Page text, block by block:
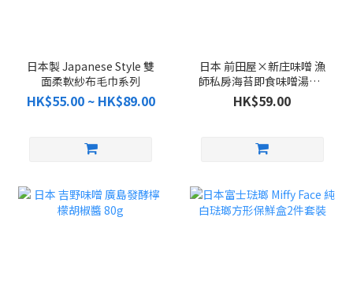
日本製 Japanese Style 雙
面柔軟紗布毛巾系列
HK$55.00 ~ HK$89.00
日本 前田屋×新庄味噌 漁
師私房海苔即食味噌湯（5
食入）
HK$59.00